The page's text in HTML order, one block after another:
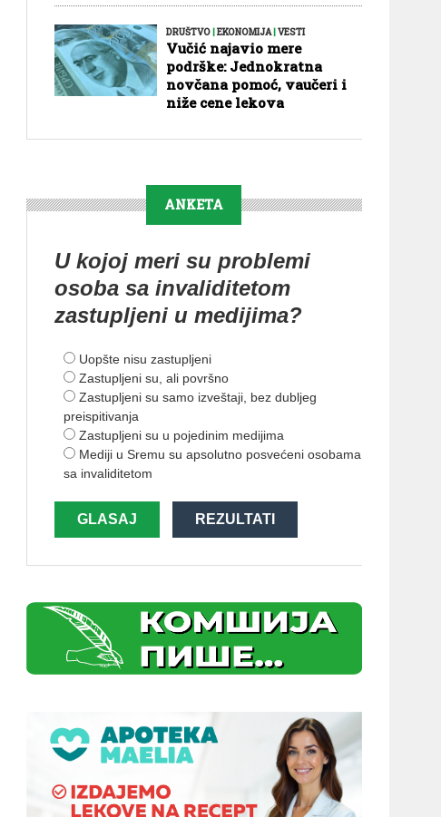
DRUŠTVO|EKONOMIJA|VESTI
Vučić najavio mere
podrške: Jednokratna
novčana pomoć, vaučeri i
niže cene lekova
ANKETA
U kojoj meri su problemi
osoba sa invaliditetom
zastupljeni u medijima?
Uopšte nisu zastupljeni
Zastupljeni su, ali površno
Zastupljeni su samo izveštaji, bez dubljeg
preispitivanja
Zastupljeni su u pojedinim medijima
Mediji u Sremu su apsolutno posvećeni osobama
sa invaliditetom
GLASAJ REZULTATI